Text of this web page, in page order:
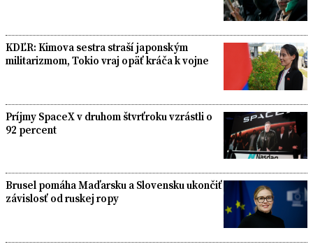
KDĽR: Kimova sestra straší japonským
militarizmom, Tokio vraj opäť kráča k vojne
Príjmy SpaceX v druhom štvrťroku vzrástli o
92 percent
Brusel pomáha Maďarsku a Slovensku ukončiť
závislosť od ruskej ropy